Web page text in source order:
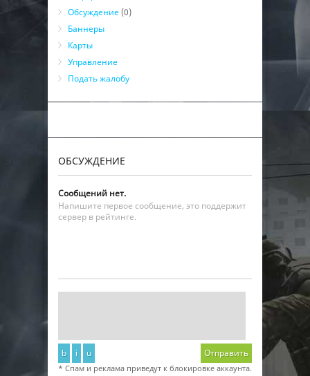
Обсуждение (0)
Баннеры
Карты
Управление
Подать жалобу
ОБСУЖДЕНИЕ
Сообщений нет.
Напишите первое сообщение, это поддержит
сервер в рейтинге.
b i u Отправить
* Спам и реклама приведут к блокировке аккаунта.